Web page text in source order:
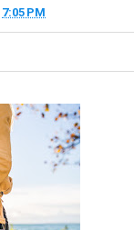
7:05 PM